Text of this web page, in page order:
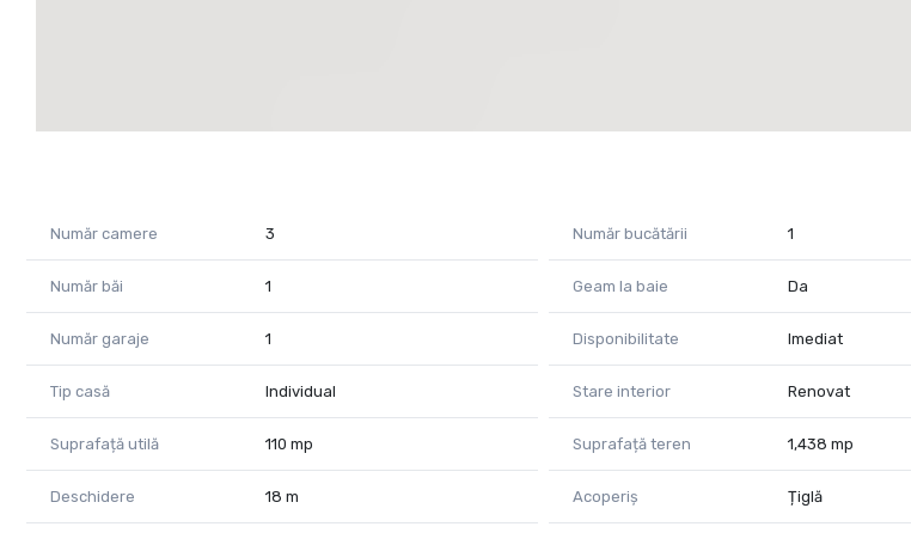
Număr camere 3 Număr bucătării 1
Număr băi 1 Geam la baie Da
Număr garaje 1 Disponibilitate Imediat
Tip casă Individual Stare interior Renovat
Suprafață utilă 110 mp Suprafață teren 1,438 mp
Deschidere 18 m Acoperiș Țiglă